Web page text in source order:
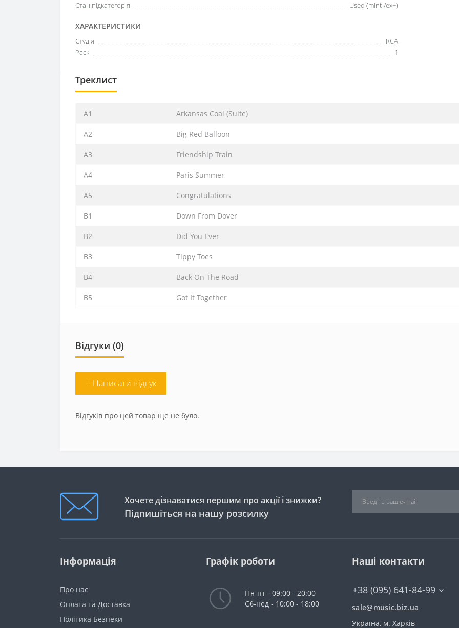
Стан підкатегорія
Used (mint-/ex+)
ХАРАКТЕРИСТИКИ
Студія
RCA
Pack
1
Треклист
A1 Arkansas Coal (Suite)
A2 Big Red Balloon
A3 Friendship Train
A4 Paris Summer
A5 Congratulations
B1 Down From Dover
B2 Did You Ever
B3 Tippy Toes
B4 Back On The Road
B5 Got It Together
Відгуки (0)
+ Написати відгук
Відгуків про цей товар ще не було.
Хочете дізнаватися першим про акції і знижки?
Підпишіться на нашу розсилку
Інформація
Про нас
Оплата та Доставка
Політика Безпеки
Графік роботи
Пн-пт - 09:00 - 20:00
Сб-нед - 10:00 - 18:00
Наші контакти
+38 (095) 641-84-99
sale@music.biz.ua
Україна, м. Харків